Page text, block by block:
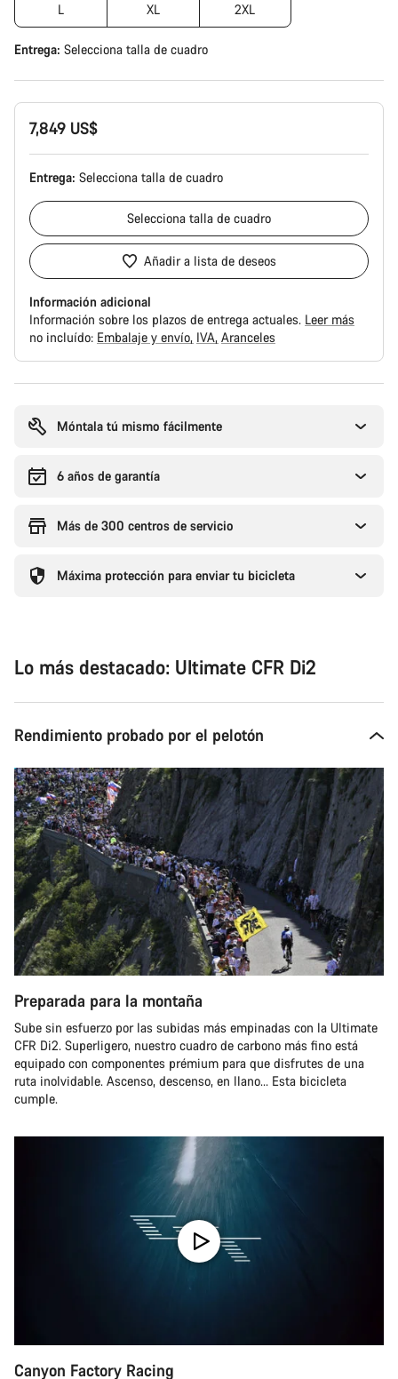
L XL 2XL
Entrega: Selecciona talla de cuadro
7,849 US$
Entrega: Selecciona talla de cuadro
Selecciona talla de cuadro
Añadir a lista de deseos
Información adicional
Información sobre los plazos de entrega actuales. Leer más
no incluído: Embalaje y envío IVA Aranceles
compra
Móntala tú mismo fácilmente
6 años de garantía
Más de 300 centros de servicio
Máxima protección para enviar tu bicicleta
Lo más destacado: Ultimate CFR Di2
Rendimiento probado por el pelotón
Preparada para la montaña
Sube sin esfuerzo por las subidas más empinadas con la Ultimate
CFR Di2. Superligero, nuestro cuadro de carbono más fino está
equipado con componentes prémium para que disfrutes de una
ruta inolvidable. Ascenso, descenso, en llano… Esta bicicleta
cumple.
Canyon Factory Racing